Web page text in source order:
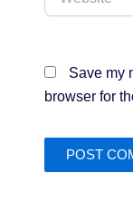
Save my
browser for